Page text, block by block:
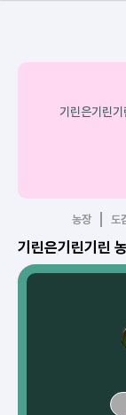
기린은기린
농장 도
기린은기린기린